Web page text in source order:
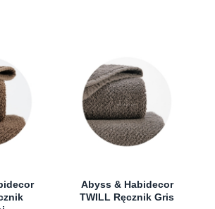
do koszyka
Abyss & Habidecor
TWILL Ręcznik Gris